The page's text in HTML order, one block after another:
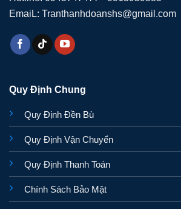
EmaiL: Tranthanhdoanshs@gmail.com
Quy Định Chung
Quy Định Đền Bù
Quy Định Vận Chuyển
Quy Định Thanh Toán
Chính Sách Bảo Mật